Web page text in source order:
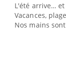
L'été arrive… et
Vacances,
Nos mains